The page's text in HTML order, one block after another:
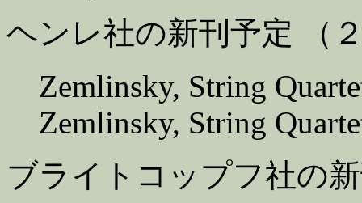
ヘンレ社の新刊予定 （
Zemlinsky, String
Zemlinsky, String
ブライトコップフ社の